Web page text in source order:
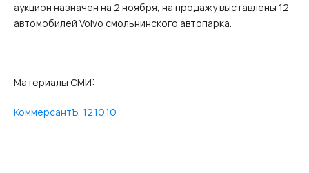
аукцион назначен на 2 ноября, на продажу выставлены 12
автомобилей Volvo смольнинского автопарка.
Материалы СМИ:
КоммерсантЪ, 12.10.10